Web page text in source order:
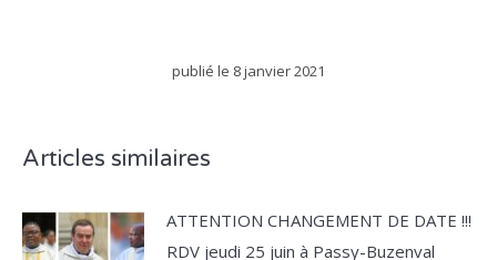
publié le 8 janvier 2021
Articles similaires
ATTENTION CHANGEMENT DE DATE !!!
RDV jeudi 25 juin à Passy-Buzenval